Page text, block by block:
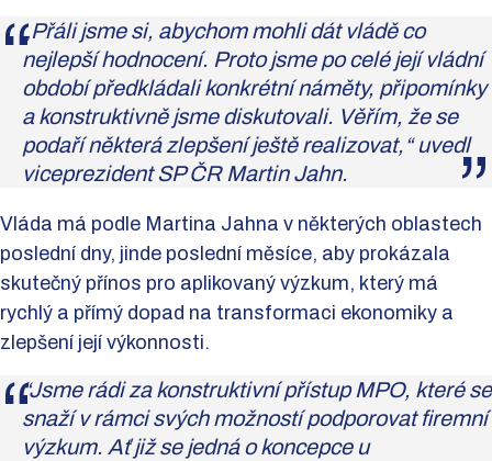
„Přáli jsme si, abychom mohli dát vládě co
nejlepší hodnocení. Proto jsme po celé její vládní
období předkládali konkrétní náměty, připomínky
a konstruktivně jsme diskutovali. Věřím, že se
podaří některá zlepšení ještě realizovat,“ uvedl
viceprezident SP ČR Martin Jahn.
Vláda má podle Martina Jahna v některých oblastech
poslední dny, jinde poslední měsíce, aby prokázala
skutečný přínos pro aplikovaný výzkum, který má
rychlý a přímý dopad na transformaci ekonomiky a
zlepšení její výkonnosti.
“Jsme rádi za konstruktivní přístup MPO, které se
snaží v rámci svých možností podporovat firemní
výzkum. Ať již se jedná o koncepce u